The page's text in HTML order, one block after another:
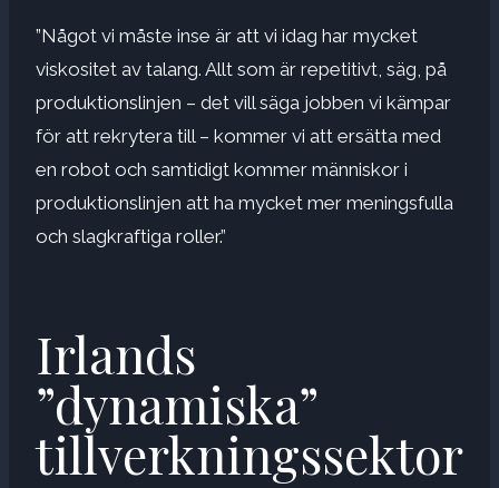
”Något vi måste inse är att vi idag har mycket
viskositet av talang. Allt som är repetitivt, säg, på
produktionslinjen – det vill säga jobben vi kämpar
för att rekrytera till – kommer vi att ersätta med
en robot och samtidigt kommer människor i
produktionslinjen att ha mycket mer meningsfulla
och slagkraftiga roller.”
Irlands
”dynamiska”
tillverkningssektor